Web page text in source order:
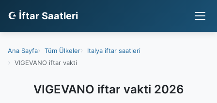
☪ İftar Saatleri
Ana Sayfa Tüm Ülkeler
Italya iftar saatleri
VIGEVANO iftar vakti
VIGEVANO iftar vakti 2026